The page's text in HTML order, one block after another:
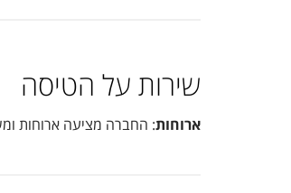
שירות על הטיסה
ארוחות: החברה מציעה ארוחות